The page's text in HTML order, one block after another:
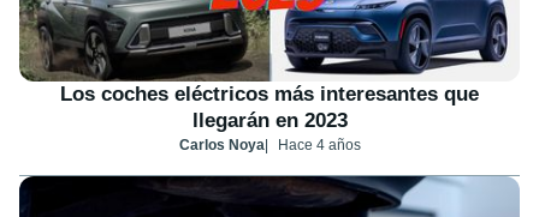
Los coches eléctricos más interesantes que
llegarán en 2023
Carlos Noya Hace 4 años